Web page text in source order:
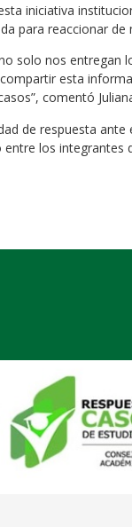
iniciativa
para reaccionar
solo nos
esta
comentó
de respuesta
los integrantes